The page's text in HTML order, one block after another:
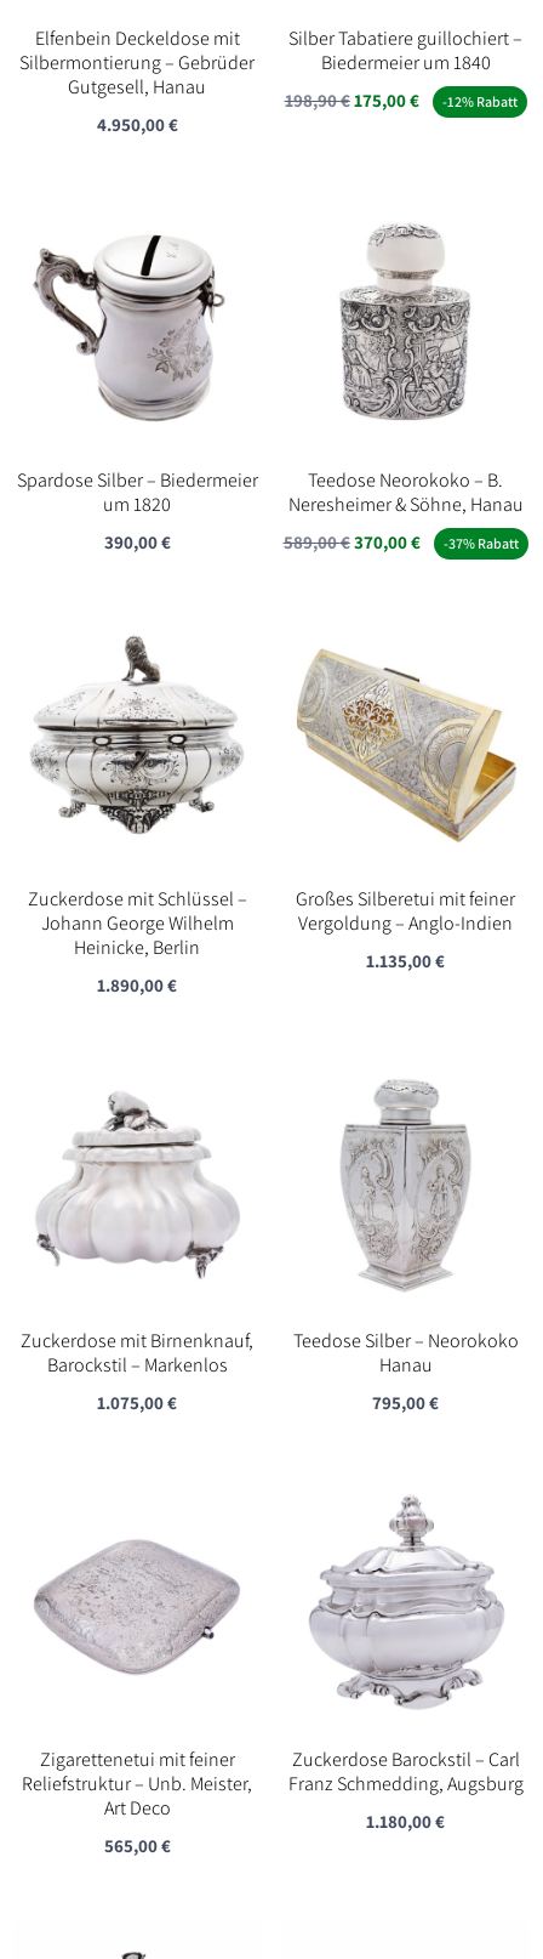
Elfenbein Deckeldose mit
Silbermontierung – Gebrüder
Gutgesell, Hanau
4.950,00€
Silber Tabatiere guillochiert –
Biedermeier um 1840
198,90€ Ursprünglicher
175,00€Aktueller
-12% Rabatt
Spardose Silber – Biedermeier
um 1820
390,00€
Teedose Neorokoko – B.
Neresheimer & Söhne, Hanau
589,00€Ursprünglicher
370,00€Aktueller
-37% Rabatt
Zuckerdose mit Schlüssel –
Johann George Wilhelm
Heinicke, Berlin
1.890,00€
Großes Silberetui mit feiner
Vergoldung – Anglo-Indien
1.135,00€
Zuckerdose mit Birnenknauf,
Barockstil – Markenlos
1.075,00€
Teedose Silber – Neorokoko
Hanau
795,00€
Zigarettenetui mit feiner
Reliefstruktur – Unb. Meister,
Art Deco
565,00€
Zuckerdose Barockstil – Carl
Franz Schmedding, Augsburg
1.180,00€